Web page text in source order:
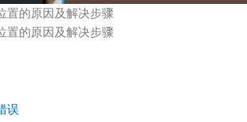
置的原因及解决步骤
置的原因及解决步骤
误